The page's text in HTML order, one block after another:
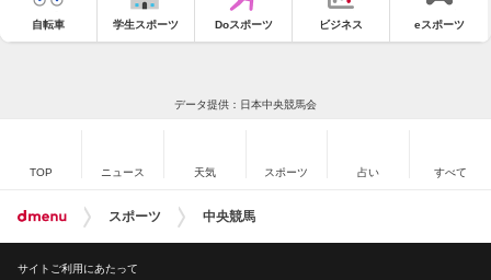
自転車 学生スポーツ Doスポーツ ビジネス eスポーツ
データ提供：日本中央競馬会
TOP ニュース 天気 スポーツ 占い すべて
スポーツ 中央競馬
サイトご利用にあたって